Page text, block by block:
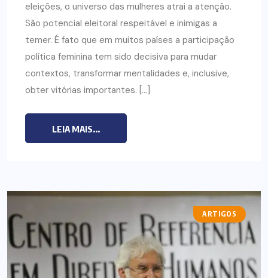
eleições, o universo das mulheres atrai a atenção.
São potencial eleitoral respeitável e inimigas a
temer. É fato que em muitos países a participação
política feminina tem sido decisiva para mudar
contextos, transformar mentalidades e, inclusive,
obter vitórias importantes. […]
LEIA MAIS...
ARTIGOS